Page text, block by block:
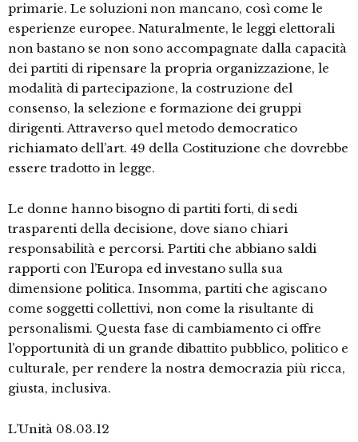
primarie. Le soluzioni non mancano, così come le
esperienze europee. Naturalmente, le leggi elettorali
non bastano se non sono accompagnate dalla capacità
dei partiti di ripensare la propria organizzazione, le
modalità di partecipazione, la costruzione del
consenso, la selezione e formazione dei gruppi
dirigenti. Attraverso quel metodo democratico
richiamato dell’art. 49 della Costituzione che dovrebbe
essere tradotto in legge.
Le donne hanno bisogno di partiti forti, di sedi
trasparenti della decisione, dove siano chiari
responsabilità e percorsi. Partiti che abbiano saldi
rapporti con l’Europa ed investano sulla sua
dimensione politica. Insomma, partiti che agiscano
come soggetti collettivi, non come la risultante di
personalismi. Questa fase di cambiamento ci offre
l’opportunità di un grande dibattito pubblico, politico e
culturale, per rendere la nostra democrazia più ricca,
giusta, inclusiva.
L’Unità 08.03.12